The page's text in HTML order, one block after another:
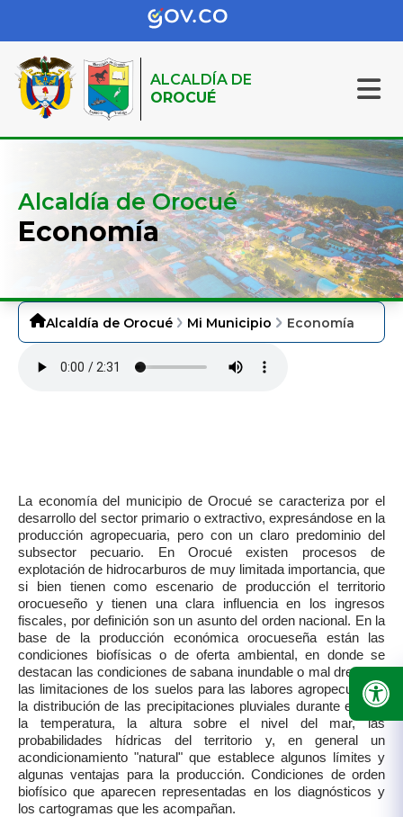
ALCALDÍA DE
OROCUÉ
Alcaldía de Orocué
Economía
Alcaldía de Orocué Mi Municipio Economía
La economía del municipio de Orocué se caracteriza por el
desarrollo del sector primario o extractivo, expresándose en la
producción agropecuaria, pero con un claro predominio del
subsector pecuario. En Orocué existen procesos de
explotación de hidrocarburos de muy limitada importancia, que
si bien tienen como escenario de producción el territorio
orocueseño y tienen una clara influencia en los ingresos
fiscales, por definición son un asunto del orden nacional. En la
base de la producción económica orocueseña están las
condiciones biofísicas o de oferta ambiental, en donde se
destacan las condiciones de sabana inundable o mal drenada,
las limitaciones de los suelos para las labores agropecuarias,
la distribución de las precipitaciones pluviales durante el año,
la temperatura, la altura sobre el nivel del mar, las
probabilidades hídricas del territorio y, en general un
acondicionamiento "natural" que establece algunos límites y
algunas ventajas para la producción. Condiciones de orden
biofísico que aparecen representadas en los diagnósticos y
los cartogramas que les acompañan.